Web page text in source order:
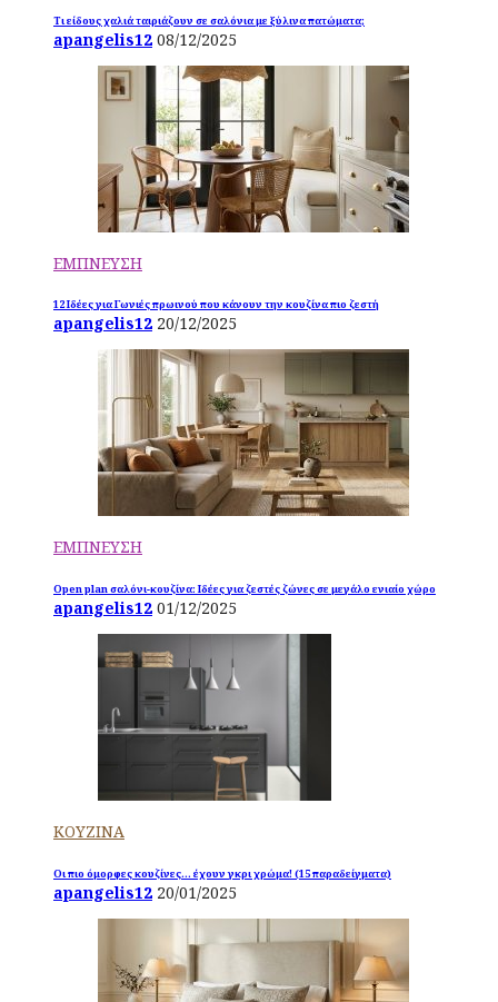
Τι είδους χαλιά ταιριάζουν σε σαλόνια με ξύλινα πατώματα;
apangelis12 08/12/2025
ΕΜΠΝΕΥΣΗ
12 Ιδέες για Γωνιές πρωινού που κάνουν την κουζίνα πιο ζεστή
apangelis12 20/12/2025
ΕΜΠΝΕΥΣΗ
Open plan σαλόνι-κουζίνα: Ιδέες για ζεστές ζώνες σε μεγάλο ενιαίο χώρο
apangelis12 01/12/2025
ΚΟΥΖΙΝΑ
Οι πιο όμορφες κουζίνες… έχουν γκρι χρώμα! (15 παραδείγματα)
apangelis12 20/01/2025